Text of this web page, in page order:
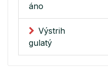
áno
Výstrih
gulatý